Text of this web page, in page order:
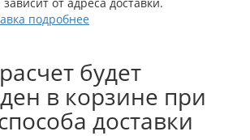
подробнее
будет
в корзине при
доставки